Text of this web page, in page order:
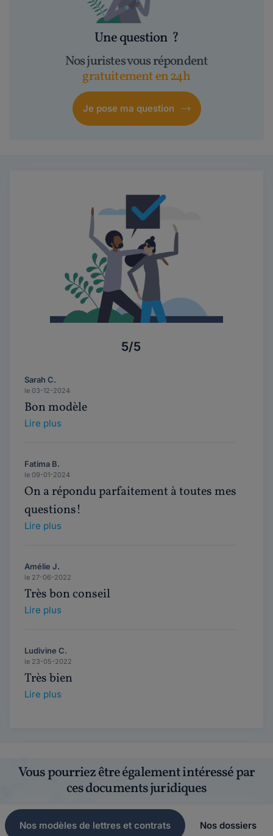
Une question ?
Nos juristes vous répondent
gratuitement en 24h
Je pose ma question
5/5
Sarah C.
le 03-12-2024
Bon modèle
Lire plus
Fatima B.
le 09-01-2024
On a répondu parfaitement à toutes mes
questions!
Lire plus
Amélie J.
le 27-06-2022
Très bon conseil
Lire plus
Ludivine C.
le 23-05-2022
Très bien
Lire plus
Vous pourriez être également intéressé par
ces documents juridiques
Nos modèles de lettres et contrats Nos dossiers